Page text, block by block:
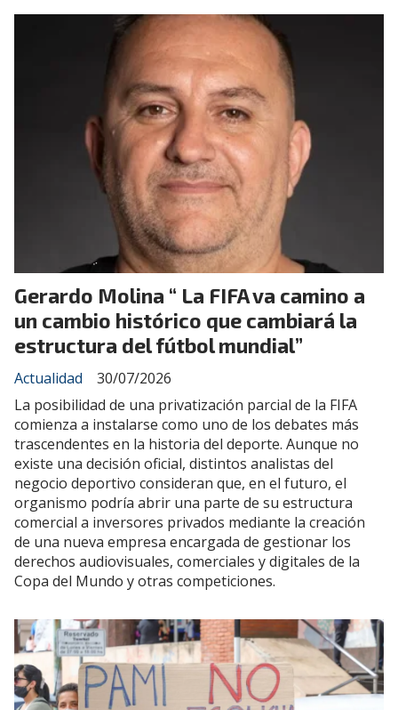
Gerardo Molina “ La FIFA va camino a
un cambio histórico que cambiará la
estructura del fútbol mundial”
Actualidad
30/07/2026
La posibilidad de una privatización parcial de la FIFA
comienza a instalarse como uno de los debates más
trascendentes en la historia del deporte. Aunque no
existe una decisión oficial, distintos analistas del
negocio deportivo consideran que, en el futuro, el
organismo podría abrir una parte de su estructura
comercial a inversores privados mediante la creación
de una nueva empresa encargada de gestionar los
derechos audiovisuales, comerciales y digitales de la
Copa del Mundo y otras competiciones.